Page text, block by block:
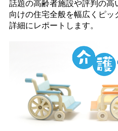
話題の高齢者施設や評判の
向けの住宅全般を幅広くピッ
詳細にレポートします。